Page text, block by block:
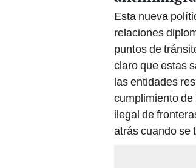
Esta nueva
relaciones
puntos de
claro que estas
las entidades
cumplimiento de
ilegal de
atrás cuando se